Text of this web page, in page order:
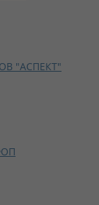
"АСПЕКТ"